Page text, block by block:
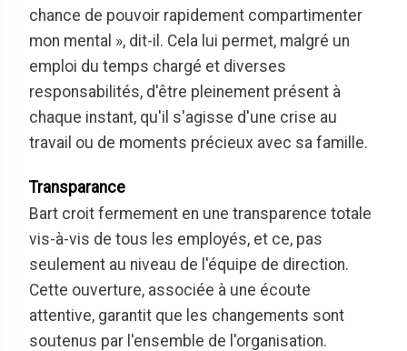
chance de pouvoir rapidement compartimenter
mon mental », dit-il. Cela lui permet, malgré un
emploi du temps chargé et diverses
responsabilités, d'être pleinement présent à
chaque instant, qu'il s'agisse d'une crise au
travail ou de moments précieux avec sa famille.
Transparance
Bart croit fermement en une transparence totale
vis-à-vis de tous les employés, et ce, pas
seulement au niveau de l'équipe de direction.
Cette ouverture, associée à une écoute
attentive, garantit que les changements sont
soutenus par l'ensemble de l'organisation.